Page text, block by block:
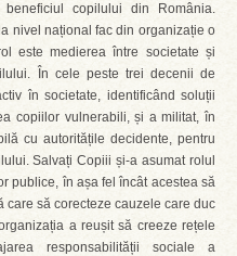
copilului din România.
nivel național fac din organizație o
este medierea între societate și
În cele peste trei decenii de
în societate, identificând soluții
copiilor vulnerabili, și a militat, în
cu autoritățile decidente, pentru
Salvați Copiii și-a asumat rolul
publice, în așa fel încât acestea să
să corecteze cauzele care duc
a reușit să creeze rețele
responsabilității sociale a